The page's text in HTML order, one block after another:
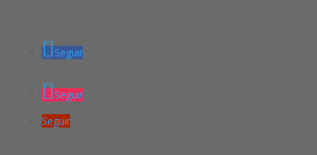
Seguir
Seguir
Seguir